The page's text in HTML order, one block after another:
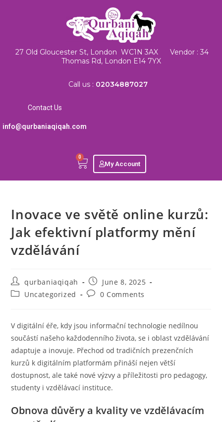
27 Old Gloucester St, London WC1N 3AX Vendor : 34
Thomas Rd, London E14 7YX
Call us : 02034887027
Contact Us
info@qurbaniaqiqah.com
0
My Account
Inovace ve světě online kurzů:
Jak efektivní platformy mění
vzdělávání
qurbaniaqiqah
June 8, 2025
Uncategorized
0 Comments
V digitální éře, kdy jsou informační technologie nedílnou
součástí našeho každodenního života, se i oblast vzdělávání
adaptuje a inovuje. Přechod od tradičních prezenčních
kurzů k digitálním platformám přináší nejen větší
dostupnost, ale také nové výzvy a příležitosti pro pedagogy,
studenty i vzdělávací instituce.
Obnova důvěry a kvality ve vzdělávacím